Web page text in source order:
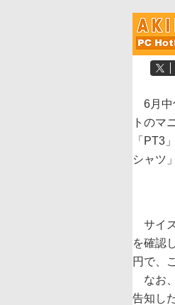
6月中
トのマ
「PT3
シャツ
サイ
を確認
円で、
なお
告知し